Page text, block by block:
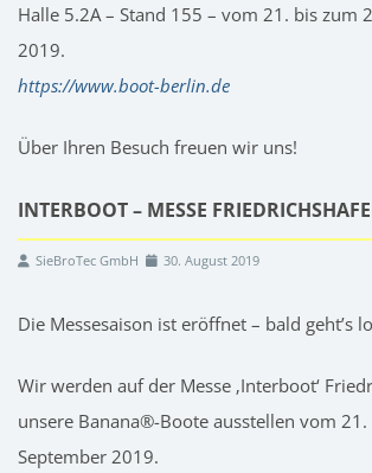
Halle 5.2A – Stand 155 – vom 21. bis zum
2019.
https://www.boot-berlin.de
Über Ihren Besuch freuen wir uns!
INTERBOOT – MESSE
SieBroTec GmbH 30. August 2019
Die Messesaison ist eröffnet – bald geht’s
Wir werden auf der Messe ‚Interboot‘
unsere Banana®-Boote ausstellen vom 21.
September 2019.